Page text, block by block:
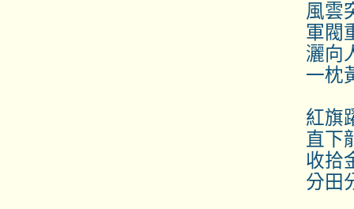
風雲突
軍閥重開
灑向人間
一枕黃粱
紅旗躍過
直下龍岩
收拾金甌
分田分地